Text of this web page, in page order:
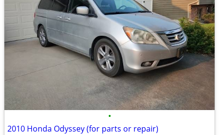
•
2010 Honda Odyssey (for parts or repair)